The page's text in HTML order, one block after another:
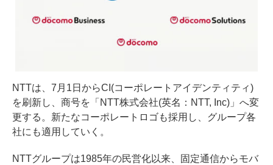
NTTは、7月1日からCI(コーポレートアイデンティティ)
を刷新し、商号を「NTT株式会社(英名：NTT, Inc)」へ変
更する。新たなコーポレートロゴも採用し、グループ各
社にも適用していく。
NTTグループは1985年の民営化以来、固定通信からモバ